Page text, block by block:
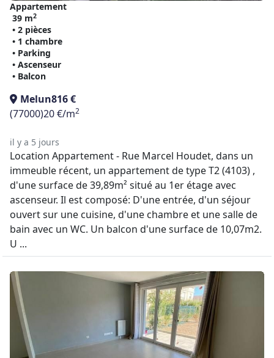
Appartement
39 m2
• 2 pièces
• 1 chambre
• Parking
• Ascenseur
• Balcon
Melun816 €
(77000)20 €/m2
il y a 5 jours
Location Appartement - Rue Marcel Houdet, dans un
immeuble récent, un appartement de type T2 (4103) ,
d'une surface de 39,89m² situé au 1er étage avec
ascenseur. Il est composé: D'une entrée, d'un séjour
ouvert sur une cuisine, d'une chambre et une salle de
bain avec un WC. Un balcon d'une surface de 10,07m2.
U ...